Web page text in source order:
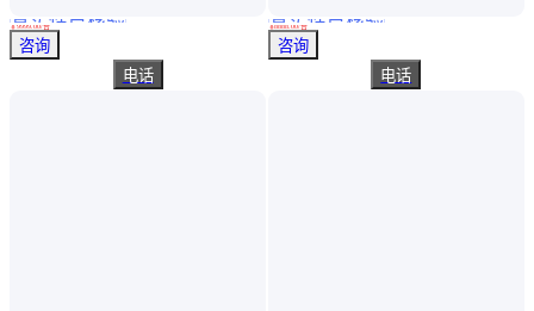
操作方便 工厂供货 触屏式 阻垢剂的检测 手机APP操控 墨之道
真实性已核验
￥9999.00/台
山东滨州
咨询
电话
MP400S型盟莆安泵吸式多气体检测仪 无线 PID NDIR LEL和EC可选
真实性已核验
￥8888.00/台
山东青岛
咨询
电话